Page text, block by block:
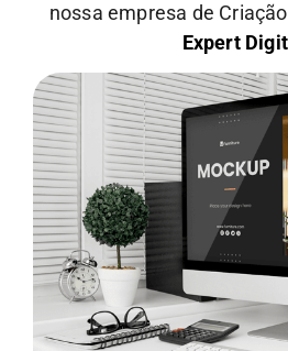
nossa empresa de
Expert